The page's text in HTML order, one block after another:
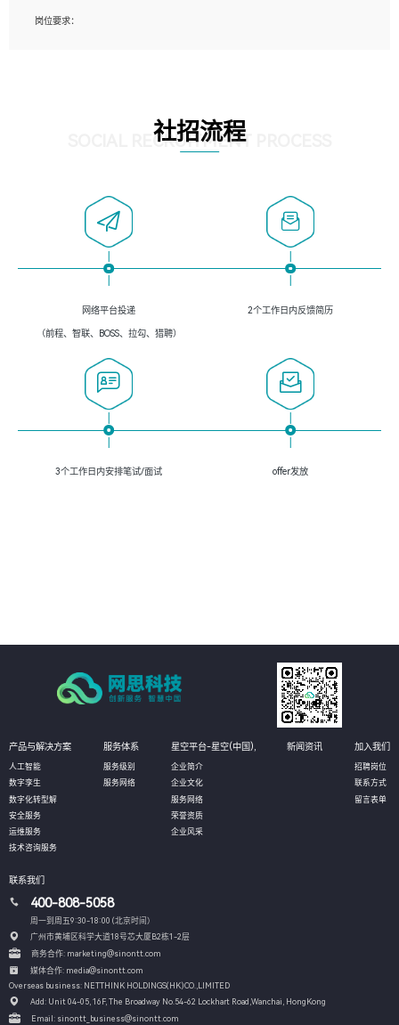
岗位要求：
4、掌握DevOps思想、方法和流程。Jenkins工具使用；
5、掌握常见中间件配置与优化，如mysql、nginx等；
社招流程
SOCIAL RECRUITMENT PROCESS
网络平台投递
（前程、智联、BOSS、拉勾、猎聘）
2个工作日内反馈简历
3个工作日内安排笔试/面试 offer发放
产品与解决方案
人工智能
数字孪生
数字化转型解
安全服务
运维服务
技术咨询服务
服务体系
服务级别
服务网络
星空平台-星空(中国),
企业简介
企业文化
服务网络
荣誉资质
企业风采
新闻资讯 加入我们
招聘岗位
联系方式
留言表单
联系我们
400-808-5058
周一到周五9:30-18:00 (北京时间）
广州市黄埔区科学大道18号芯大厦B2栋1-2层
商务合作: marketing@sinontt.com
媒体合作: media@sinontt.com
Overseas business: NETTHINK HOLDINGS(HK)CO.,LIMITED
Add: Unit 04-05, 16F, The Broadway No.54-62 Lockhart Road, Wanchai, HongKong
Email: sinontt_business@sinontt.com